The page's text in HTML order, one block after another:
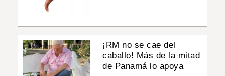
¡RM no se cae del
caballo! Más de la mitad
de Panamá lo apoya